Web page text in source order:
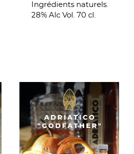
Ingrédients naturels.
28% Alc Vol. 70 cl.